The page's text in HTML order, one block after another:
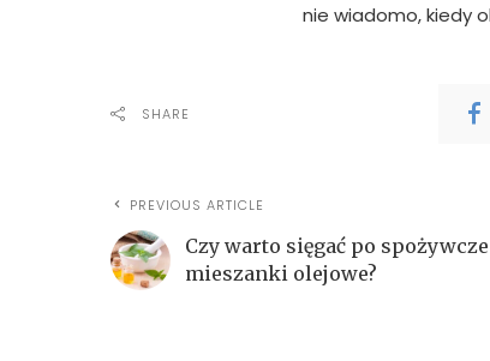
nie wiadomo, kiedy
SHARE
PREVIOUS ARTICLE
Czy warto sięgać po spożywcze
mieszanki olejowe?